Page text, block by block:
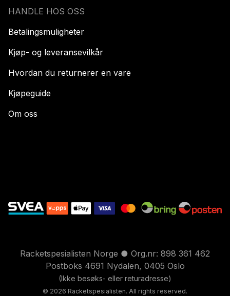
HANDLE HOS OSS
Betalingsmuligheter
Kjøp- og leveransevilkår
Hvordan du returnerer en vare
Kjøpeguide
Om oss
Racketspesialisten Norge ● Org.nr: 898 361 462
Postboks 4691 Nydalen, 0405 Oslo
(Ikke besøks- eller returadresse)
© 2026 Racketspesialisten. All rights reserved.